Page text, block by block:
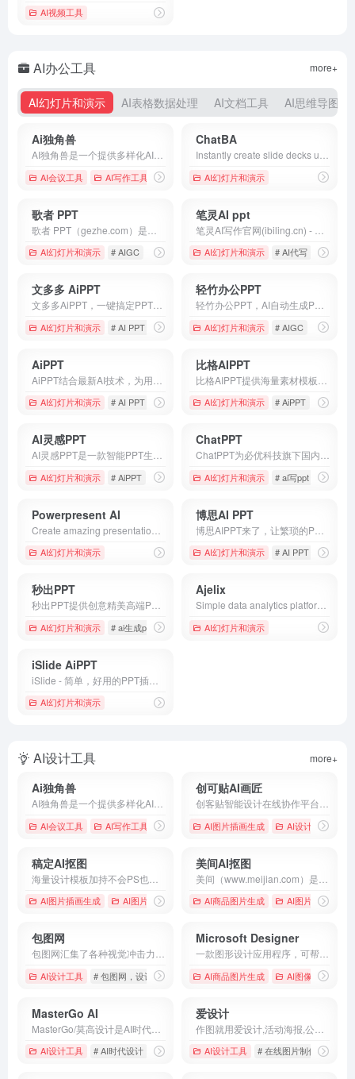
AI视频工具
AI办公工具
AI幻灯片和演示 AI表格数据处理 AI文档工具 AI思维导图
more+
Ai独角兽
AI会议工具 AI写作工具 # AI助手 # Ai独角兽 # 人工智能
ChatBA
AI幻灯片和演示
歌者 PPT
AI幻灯片和演示 # AIGC # AiPPT # ai优化ppt
笔灵AI ppt
AI幻灯片和演示 # AI代写 # AI写作
文多多 AiPPT
AI幻灯片和演示 # AI PPT # AiPPT # ai代写ppt
轻竹办公PPT
AI幻灯片和演示 # AIGC # AiPPT
AiPPT
AI幻灯片和演示 # AI PPT # AiPPT # AIPPT制作
比格AIPPT
AI幻灯片和演示 # AiPPT # AI一键
AI灵感PPT
AI幻灯片和演示 # AiPPT # AI办公 # AI办公全家桶
ChatPPT
AI幻灯片和演示 # ai写ppt #
Powerpresent AI
AI幻灯片和演示
博思AI PPT
AI幻灯片和演示 # AI PPT # ai做ppt
秒出PPT
AI幻灯片和演示 # ai生成ppt，ai一键生成ppt，aippt，word转ppt，PPT在线智
Ajelix
AI幻灯片和演示
iSlide AiPPT
AI幻灯片和演示
AI设计工具 more+
Ai独角兽
AI会议工具 AI写作工具 # AI助手 # Ai独角兽 # 人工智能
创可贴AI画匠
AI图片插画生成 AI设计工具
稿定AI抠图
AI图片插画生成 AI图片背景移除 # 图片设计 # 在线设计 # 海报设计
美间AI抠图
AI商品图片生成 AI图片优化修复
包图网
AI设计工具 # 包图网，设计素材，设计模板，设计图片，图片素材，图库，素
Microsoft Designer
AI商品图片生成 AI图像工具
MasterGo AI
AI设计工具 # AI时代设计 # AI生成icon # AI生成图标
爱设计
AI设计工具 # 在线图片制作 # 在线